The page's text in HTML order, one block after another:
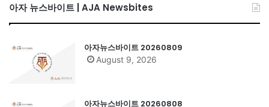
아자 뉴스바이트 | AJA Newsbites
아자뉴스바이트 20260809
August 9, 2026
아자뉴스바이트 20260808